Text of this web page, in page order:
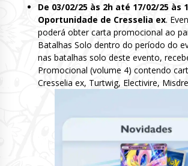
De 03/02/25 às 2h até 17/02/25 às
Oportunidade de Cresselia ex.
poderá obter carta promocional ao
Batalhas Solo dentro do período do
nas batalhas solo deste evento,
Promocional (volume 4) contendo
Cresselia ex, Turtwig, Electivire,